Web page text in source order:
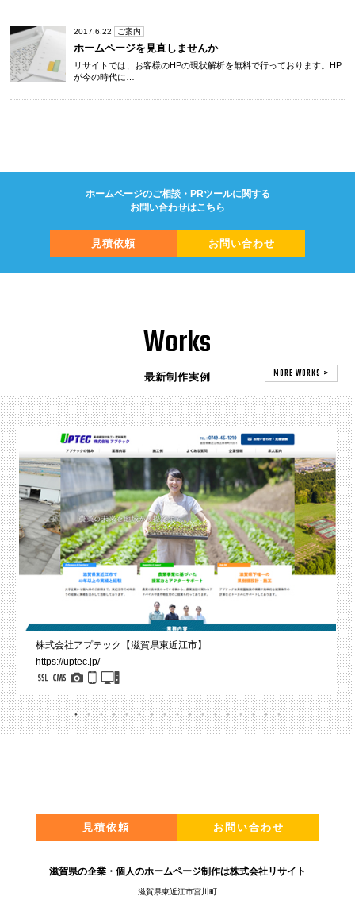
2017.6.22 ご案内
ホームページを見直しませんか
リサイトでは、お客様のHPの現状解析を無料で行っております。HP
が今の時代に…
ホームページのご相談・PRツールに関する
お問い合わせはこちら
見積依頼 お問い合わせ
Works
最新制作実例 MORE WORKS >
株式会社アプテック【滋賀県東近江市】
https://uptec.jp/
見積依頼 お問い合わせ
滋賀県の企業・個人のホームページ制作は株式会社リサイト
滋賀県東近江市宮川町